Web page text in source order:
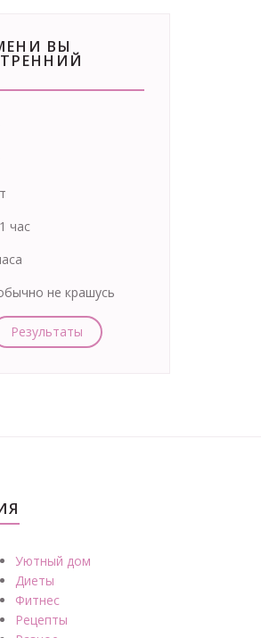
ВЫ
час
не крашусь
Результаты
Уютный дом
Диеты
Фитнес
Рецепты